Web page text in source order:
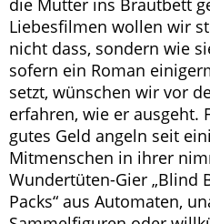
die Mutter ins Brautbett
Liebesfilmen wollen wir
nicht dass, sondern wie
sofern ein Roman
setzt, wünschen wir vor
erfahren, wie er ausgeht.
gutes Geld angeln seit
Mitmenschen in ihrer
Wundertüten-Gier „Blind
Packs“ aus Automaten,